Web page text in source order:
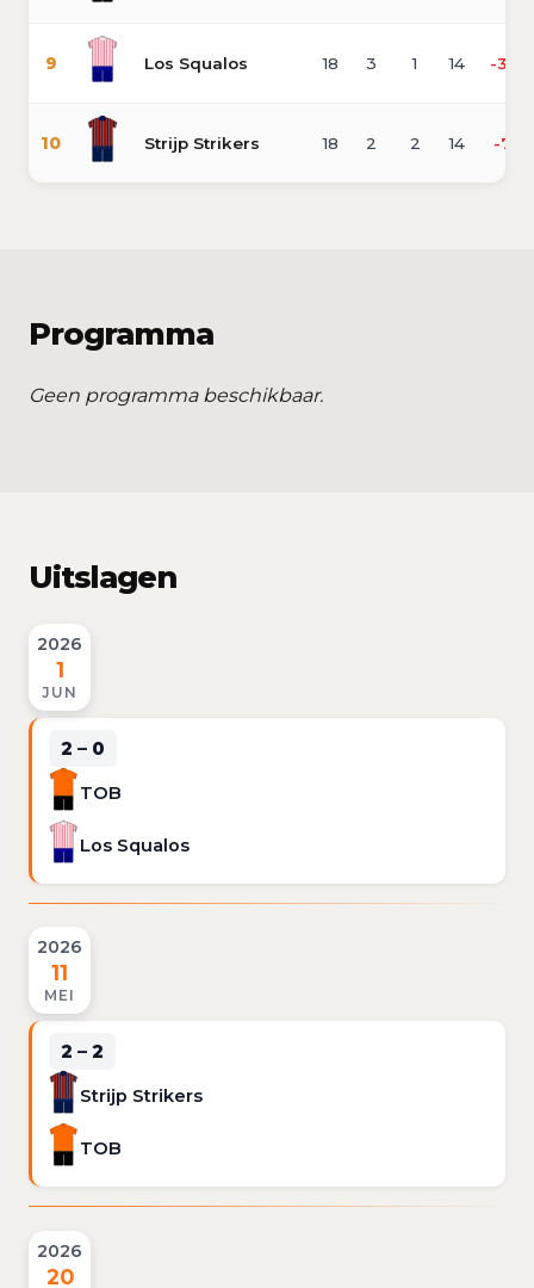
9 Los Squalos 18 3 1 14 -34
10 Strijp Strikers 18 2 2 14 -71
Programma
Geen programma beschikbaar.
Uitslagen
2026
1
JUN
2 – 0
TOB
Los Squalos
2026
11
MEI
2 – 2
Strijp Strikers
TOB
2026
20